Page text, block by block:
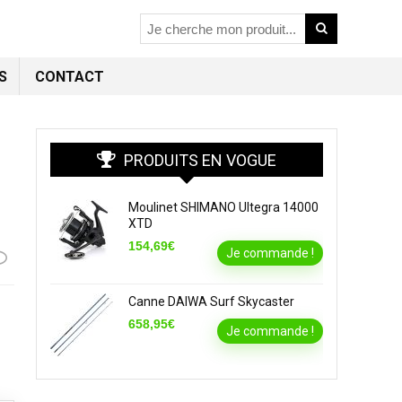
CONTACT
PRODUITS EN VOGUE
Moulinet SHIMANO Ultegra 14000
XTD
154,69€
Je commande !
Canne DAIWA Surf Skycaster
658,95€
Je commande !